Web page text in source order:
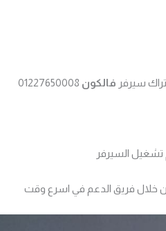
سيرفر فالكون 01227650008
تشغيل السيرفر